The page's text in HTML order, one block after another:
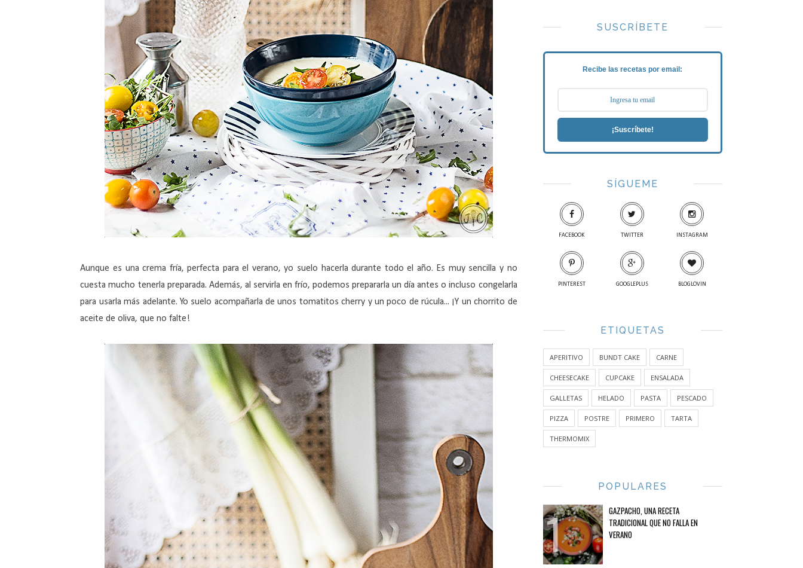
Aunque es una crema fría, perfecta para el verano, yo suelo hacerla durante todo el año. Es muy sencilla y no
cuesta mucho tenerla preparada. Además, al servirla en frío, podemos prepararla un día antes o incluso congelarla
para usarla más adelante. Yo suelo acompañarla de unos tomatitos cherry y un poco de rúcula... ¡Y un chorrito de
aceite de oliva, que no falte!
SUSCRÍBETE
Recibe las recetas por email:
¡Suscríbete!
SÍGUEME
FACEBOOK TWITTER INSTAGRAM
PINTEREST GOOGLEPLUS BLOGLOVIN
ETIQUETAS
APERITIVO BUNDT CAKE CARNE
CHEESECAKE CUPCAKE ENSALADA
GALLETAS HELADO PASTA PESCADO
PIZZA POSTRE PRIMERO TARTA
THERMOMIX
POPULARES
GAZPACHO, UNA RECETA
TRADICIONAL QUE NO FALLA EN
VERANO